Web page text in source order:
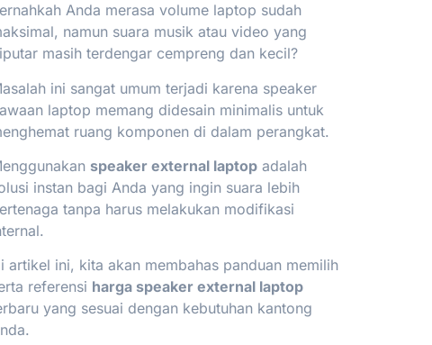
Anda merasa volume laptop sudah
namun suara musik atau video yang
masih terdengar cempreng dan kecil?
ini sangat umum terjadi karena speaker
laptop memang didesain minimalis untuk
ruang komponen di dalam perangkat.
speaker external laptopadalah
instan bagi Anda yang ingin suara lebih
tanpa harus melakukan modifikasi
artikel ini, kita akan membahas panduan memilih
referensi harga speaker external laptop
yang sesuai dengan kebutuhan kantong